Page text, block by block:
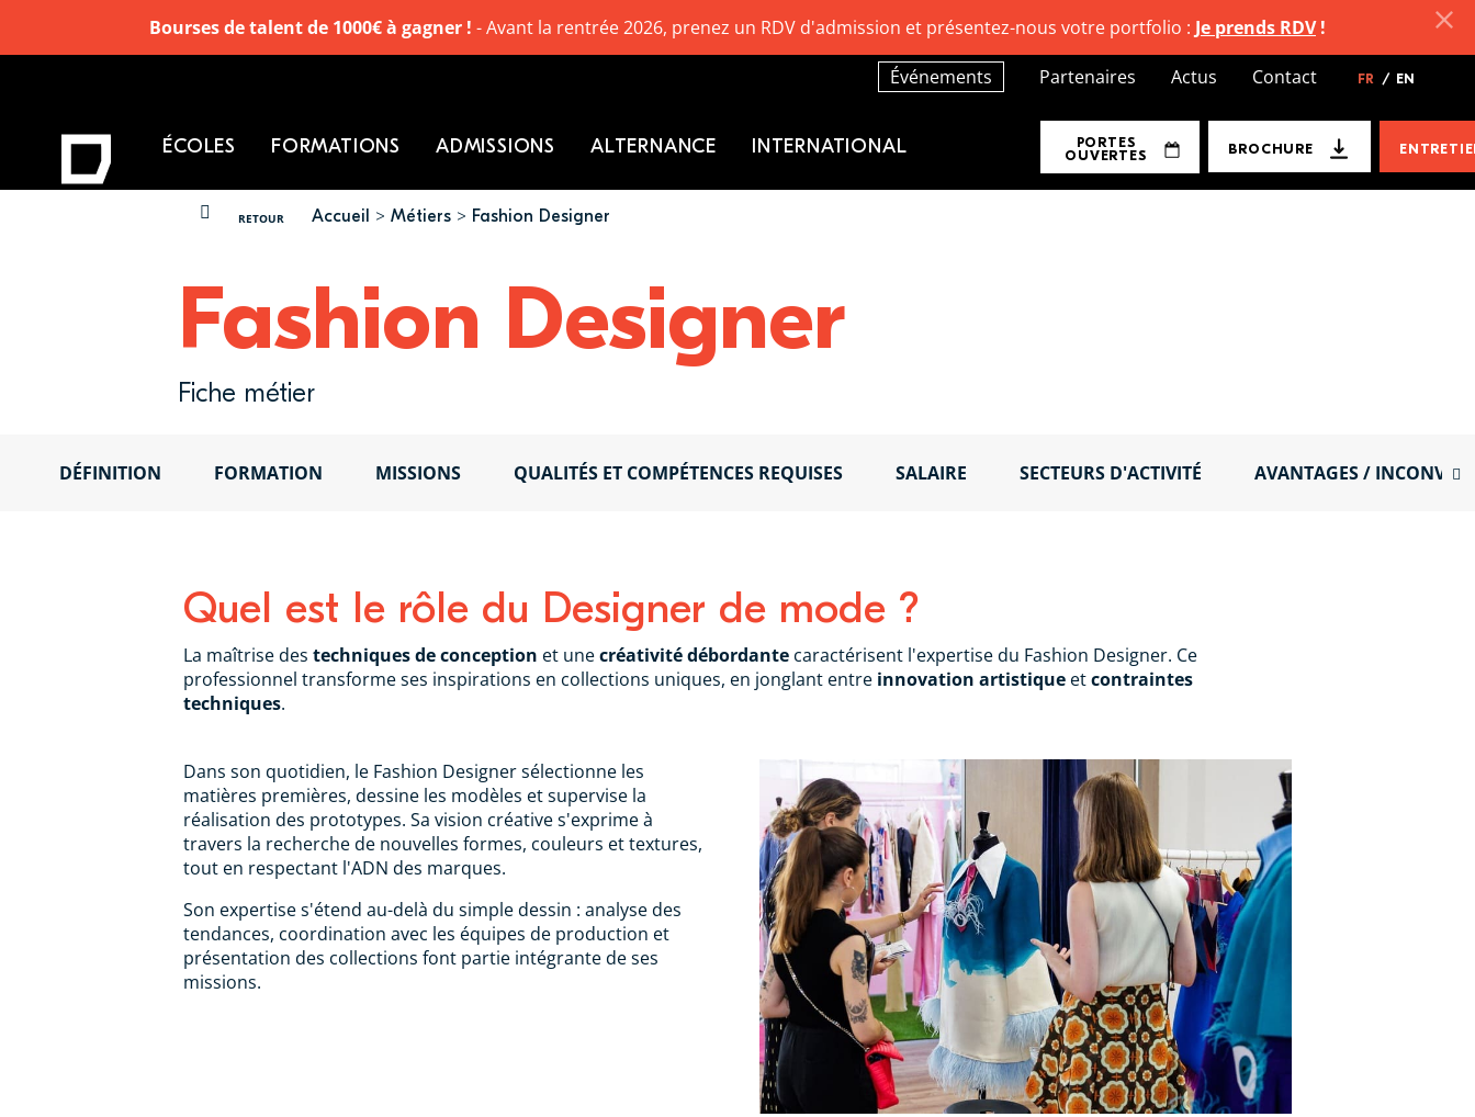
RETOUR
VOUS ÊTES ICI Accueil Métiers Fashion Designer
Fashion Designer
Fiche métier
DÉFINITION FORMATION MISSIONS QUALITÉS ET COMPÉTENCES REQUISES SALAIRE SECTEURS D'ACTIVITÉ AVANTAGES /
Quel est le rôle du Designer de mode ?
La maîtrise des techniques de conception et unecréativité débordante caractérisent l'expertise du Fashion Designer. Ce
professionnel transforme ses inspirations en collections uniques, en jonglant entre innovation artistique etcontraintes
techniques.
Dans son quotidien, le Fashion Designer sélectionne les
matières premières, dessine les modèles et supervise la
réalisation des prototypes. Sa vision créative s'exprime à
travers la recherche de nouvelles formes, couleurs et textures,
tout en respectant l'ADN des marques.
Son expertise s'étend au-delà du simple dessin : analyse des
tendances, coordination avec les équipes de production et
présentation des collections font partie intégrante de ses
missions.
Événements Partenaires Actus Contact FR / EN
PORTES
OUVERTES
BROCHURE
ÉCOLES FORMATIONS ADMISSIONS ALTERNANCE INTERNATIONAL
Bourses de talent de 1000€ à gagner ! - Avant la rentrée 2026, prenez un RDV d'admission et présentez-nous votre portfolio : Je prends RDV!